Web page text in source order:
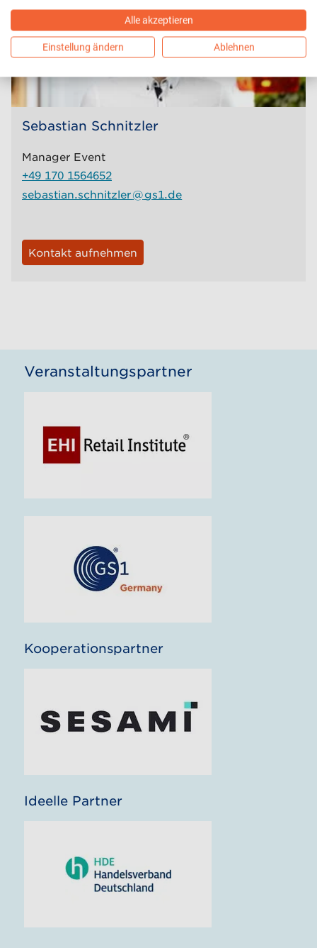
Sebastian Schnitzler
Manager Event
+49 170 1564652
sebastian.schnitzler@gs1.de
Kontakt aufnehmen
Veranstaltungspartner
Kooperationspartner
Ideelle Partner
Alle akzeptieren
Einstellung ändern Ablehnen